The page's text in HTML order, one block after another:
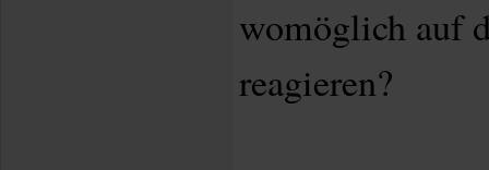
womöglich auf
reagieren?